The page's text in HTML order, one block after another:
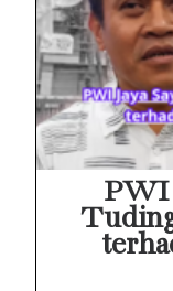
PWI